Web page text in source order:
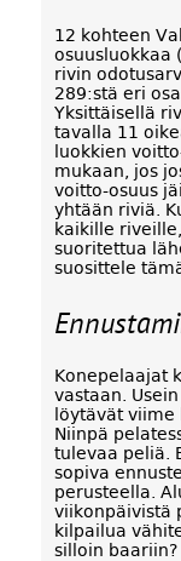
12 kohteen
osuusluokkaa
rivin
289:stä eri
Yksittäisellä
tavalla 11
luokkien
mukaan, jos
voitto-osuus
yhtään riviä.
kaikille
suoritettua
suosittele
Konepelaajat
vastaan.
löytävät viime
Niinpä
tulevaa peliä.
sopiva
perusteella.
viikonpäivistä
kilpailua
silloin baariin?